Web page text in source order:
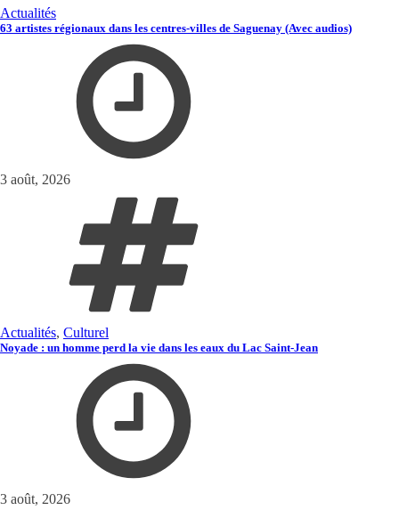
Actualités
63 artistes régionaux dans les centres-villes de Saguenay (Avec audios)
3 août, 2026
Actualités, Culturel
Noyade : un homme perd la vie dans les eaux du Lac Saint-Jean
3 août, 2026